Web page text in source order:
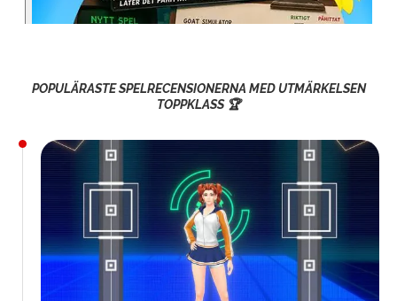
POPULÄRASTE SPELRECENSIONERNA MED UTMÄRKELSEN
TOPPKLASS 🏆